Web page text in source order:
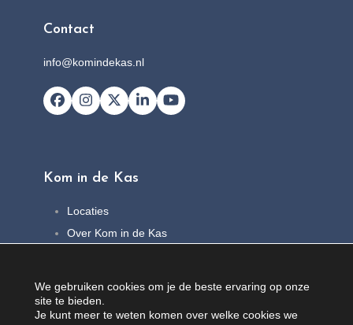
Contact
info@komindekas.nl
Facebook
Instagram
X LinkedInYouTube
Kom in de Kas
Locaties
Over Kom in de Kas
Contact
We gebruiken cookies om je de beste ervaring op onze
site te bieden.
Je kunt meer te weten komen over welke cookies we